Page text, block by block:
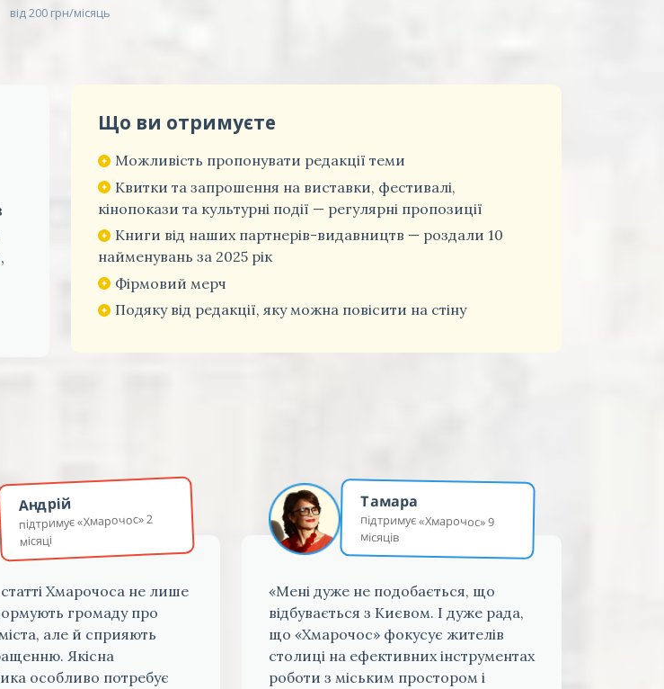
від 200 грн/місяць
Що ви отримуєте
Можливість пропонувати редакції теми
Квитки та запрошення на виставки, фестивалі,
кінопокази та культурні події — регулярні пропозиції
Книги від наших партнерів-видавництв — роздали 10
найменувань за 2025 рік
Фірмовий мерч
Подяку від редакції, яку можна повісити на стіну
Андрій
підтримує «Хмарочос» 2
місяці
Хмарочоса не лише
громаду про
але й сприяють
Якісна
особливо потребує
Тамара
підтримує «Хмарочос» 9
місяців
«Мені дуже не подобається, що
відбувається з Києвом. І дуже рада,
що «Хмарочос» фокусує жителів
столиці на ефективних інструментах
роботи з міським простором і